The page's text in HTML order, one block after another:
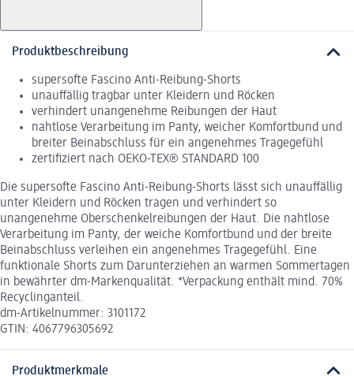
Produktbeschreibung
supersofte Fascino Anti-Reibung-Shorts
unauffällig tragbar unter Kleidern und Röcken
verhindert unangenehme Reibungen der Haut
nahtlose Verarbeitung im Panty, weicher Komfortbund und
breiter Beinabschluss für ein angenehmes Tragegefühl
zertifiziert nach OEKO-TEX® STANDARD 100
Die supersofte Fascino Anti-Reibung-Shorts lässt sich unauffällig
unter Kleidern und Röcken tragen und verhindert so
unangenehme Oberschenkelreibungen der Haut. Die nahtlose
Verarbeitung im Panty, der weiche Komfortbund und der breite
Beinabschluss verleihen ein angenehmes Tragegefühl. Eine
funktionale Shorts zum Darunterziehen an warmen Sommertagen
in bewährter dm-Markenqualität. *Verpackung enthält mind. 70%
Recyclinganteil.
dm-Artikelnummer: 3101172
GTIN: 4067796305692
Produktmerkmale